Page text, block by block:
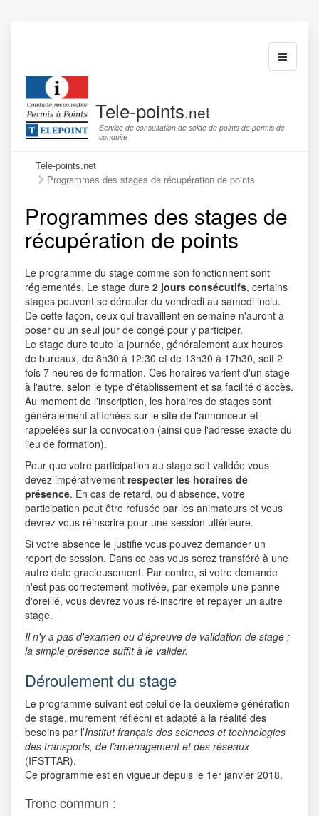
Toggle
Tele-points.net
Service de consultation de solde de points de permis de
conduire
Tele-points.net
Programmes des stages de récupération de points
Programmes des stages de
récupération de points
Le programme du stage comme son fonctionnent sont
réglementés. Le stage dure 2 jours consécutifs, certains
stages peuvent se dérouler du vendredi au samedi inclu.
De cette façon, ceux qui travaillent en semaine n'auront à
poser qu'un seul jour de congé pour y participer.
Le stage dure toute la journée, généralement aux heures
de bureaux, de 8h30 à 12:30 et de 13h30 à 17h30, soit 2
fois 7 heures de formation. Ces horaires varient d'un stage
à l'autre, selon le type d'établissement et sa facilité d'accès.
Au moment de l'inscription, les horaires de stages sont
généralement affichées sur le site de l'annonceur et
rappelées sur la convocation (ainsi que l'adresse exacte du
lieu de formation).
Pour que votre participation au stage soit validée vous
devez impérativement respecter les horaires de
présence. En cas de retard, ou d'absence, votre
participation peut être refusée par les animateurs et vous
devrez vous réinscrire pour une session ultérieure.
Si votre absence le justifie vous pouvez demander un
report de session. Dans ce cas vous serez transféré à une
autre date gracieusement. Par contre, si votre demande
n'est pas correctement motivée, par exemple une panne
d'oreillé, vous devrez vous ré-inscrire et repayer un autre
stage.
Il n'y a pas d'examen ou d'épreuve de validation de stage ;
la simple présence suffit à le valider.
Déroulement du stage
Le programme suivant est celui de la deuxième génération
de stage, murement réfléchi et adapté à la réalité des
besoins par l’Institut français des sciences et technologies
des transports, de l’aménagement et des réseaux
(IFSTTAR).
Ce programme est en vigueur depuis le 1er janvier 2018.
Tronc commun :